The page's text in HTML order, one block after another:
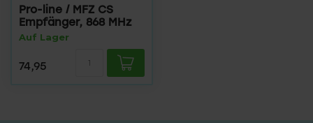
Pro-line / MFZ CS
Empfänger, 868 MHz
Auf Lager
74,95